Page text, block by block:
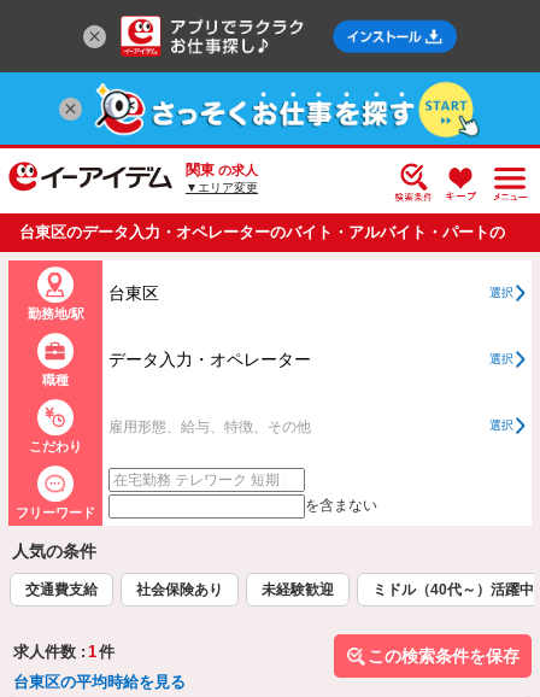
関東 の求人
▼エリア変更
台東区のデータ入力・オペレーターのバイト・アルバイト・パートの
求人情報一覧
勤務地/駅
台東区 選択
職種
データ入力・オペレーター 選択
こだわり
雇用形態、給与、特徴、その他 選択
フリーワード を含まない
人気の条件
交通費支給 社会保険あり 未経験歓迎 ミドル（40代～）活躍中
求人件数 : 1件
台東区の平均時給を見る
この検索条件を保存